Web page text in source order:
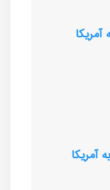
آمریکا